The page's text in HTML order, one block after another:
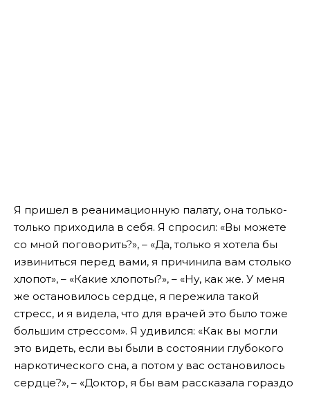
Я пришел в реанимационную палату, она только-
только приходила в себя. Я спросил: «Вы можете
со мной поговорить?», – «Да, только я хотела бы
извиниться перед вами, я причинила вам столько
хлопот», – «Какие хлопоты?», – «Ну, как же. У меня
же остановилось сердце, я пережила такой
стресс, и я видела, что для врачей это было тоже
большим стрессом». Я удивился: «Как вы могли
это видеть, если вы были в состоянии глубокого
наркотического сна, а потом у вас остановилось
сердце?», – «Доктор, я бы вам рассказала гораздо